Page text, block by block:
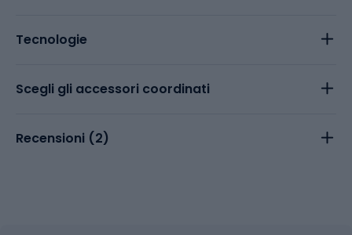
Tecnologie
Scegli gli accessori coordinati
Recensioni (2)